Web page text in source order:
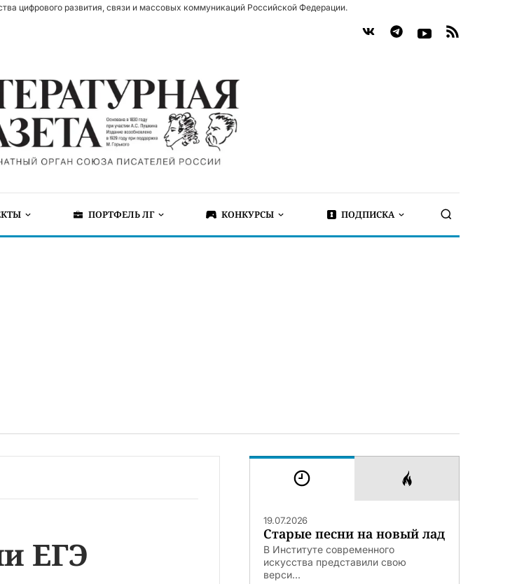
цифрового развития, связи и массовых коммуникаций Российской Федерации.
ПОРТФЕЛЬ ЛГ КОНКУРСЫ ПОДПИСКА
ЕГЭ
19.07.2026
Старые песни на новый лад
В Институте современного
искусства представили свою
верси...